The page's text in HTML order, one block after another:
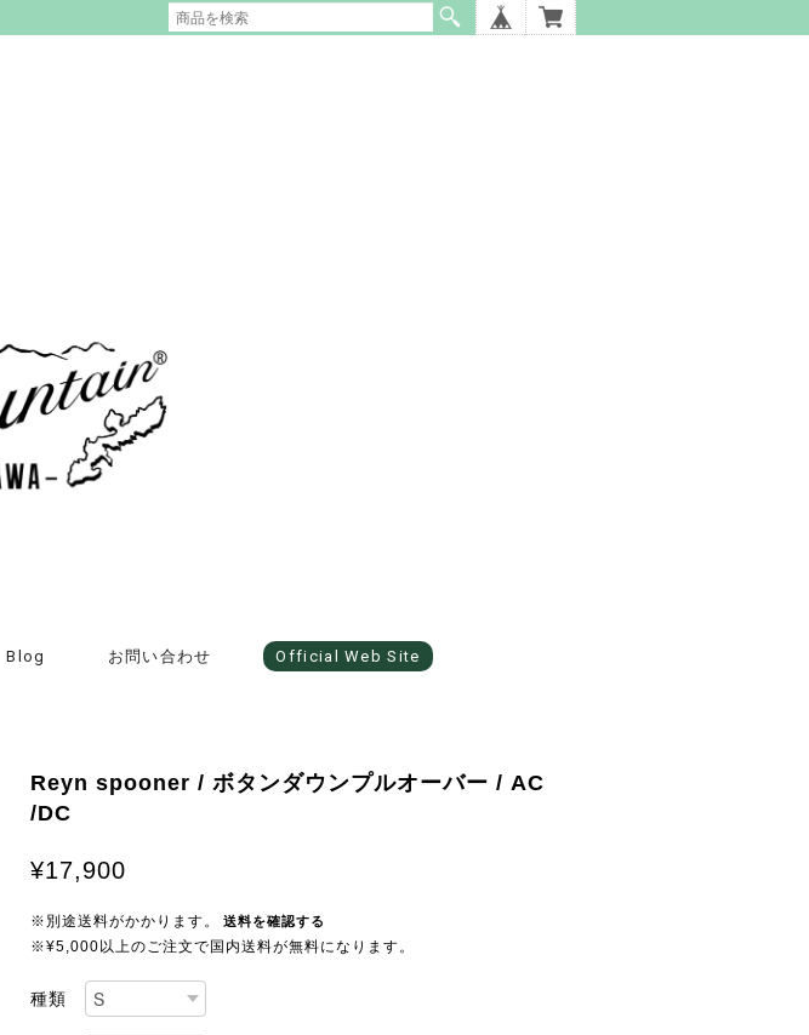
Blog お問い合わせ Official Web Site
Reyn spooner / ボタンダウンプルオーバー / AC
/DC
¥17,900
※別途送料がかかります。 送料を確認する
※¥5,000以上のご注文で国内送料が無料になります。
種類